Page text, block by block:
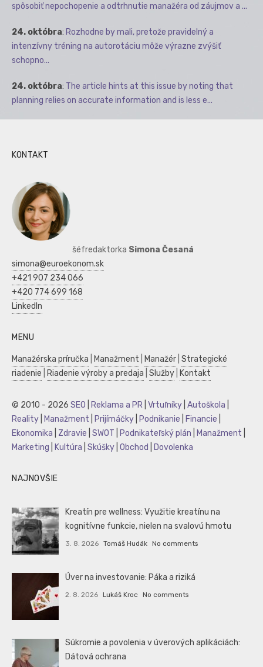
spôsobiť nepochopenie a odtrhnutie manažéra od záujmov a ...
24. októbra: Rozhodne by mali, pretože pravidelný a
intenzívny tréning na autorotáciu môže výrazne zvýšiť
schopno...
24. októbra: The article hints at this issue by noting that
planning relies on accurate information and is less e...
KONTAKT
šéfredaktorka Simona Česaná
simona@euroekonom.sk
+421 907 234 066
+420 774 699 168
LinkedIn
MENU
Manažérska príručka Manažment Manažér Strategické
riadenie
Riadenie výroby a predaja Služby Kontakt
© 2010 - 2026 SEO Reklama a PR Vrtuľníky Autoškola
Reality
Manažment Prijímáčky Podnikanie Financie
Ekonomika
Zdravie SWOT Podnikateľský plán Manažment
Marketing
Kultúra Skúšky Obchod Dovolenka
NAJNOVŠIE
Kreatín pre wellness: Využitie kreatínu na
kognitívne funkcie, nielen na svalovú hmotu
3. 8. 2026 Tomáš Hudák No comments
Úver na investovanie: Páka a riziká
2. 8. 2026 Lukáš Kroc No comments
Súkromie a povolenia v úverových aplikáciách:
Dátová ochrana